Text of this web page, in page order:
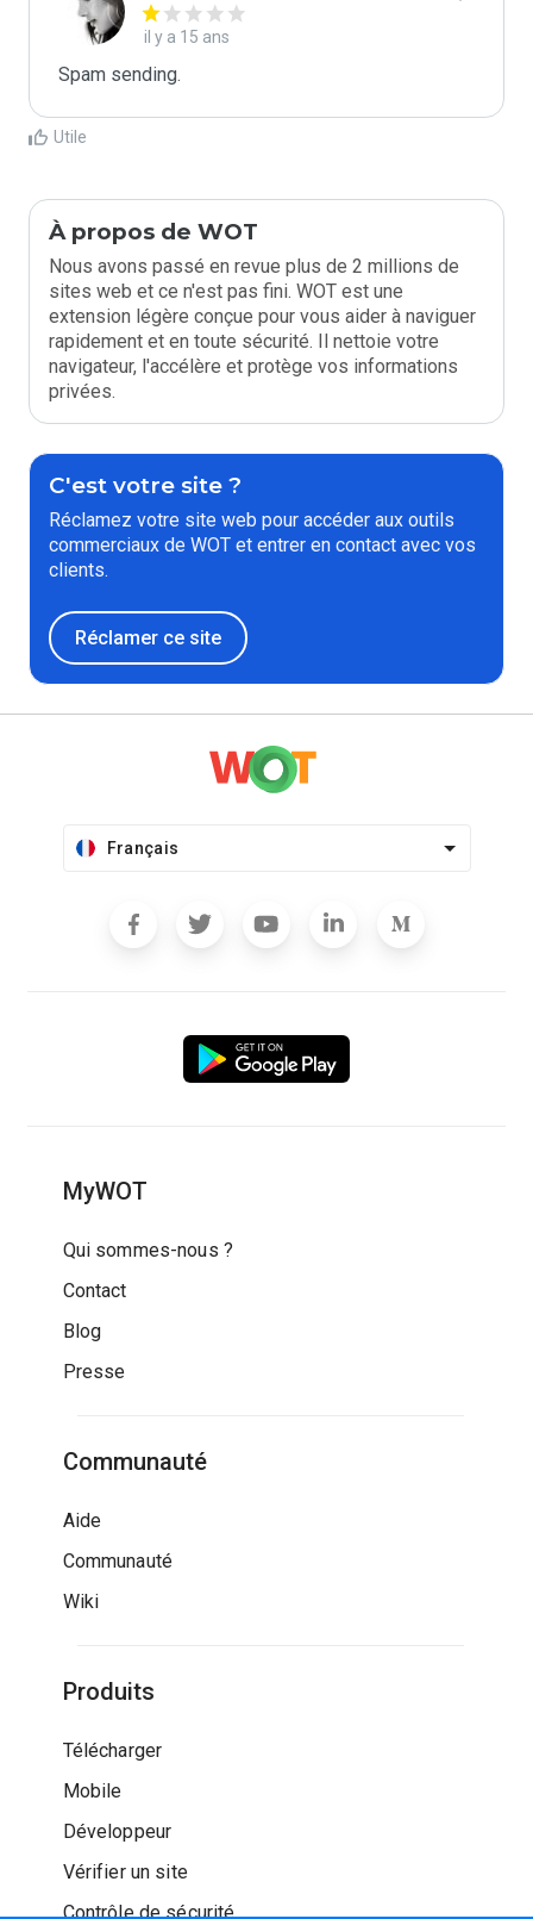
il y a 15 ans
Spam sending.
Utile
À propos de WOT
Nous avons passé en revue plus de 2 millions de
sites web et ce n'est pas fini. WOT est une
extension légère conçue pour vous aider à naviguer
rapidement et en toute sécurité. Il nettoie votre
navigateur, l'accélère et protège vos informations
privées.
C'est votre site ?
Réclamez votre site web pour accéder aux outils
commerciaux de WOT et entrer en contact avec vos
clients.
Réclamer ce site
Français
MyWOT
Qui sommes-nous ?
Contact
Blog
Presse
Communauté
Aide
Communauté
Wiki
Produits
Télécharger
Mobile
Développeur
Vérifier un site
Contrôle de sécurité